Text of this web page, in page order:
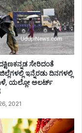
ಸೇರಿದಂತೆ
ಇನ್ನೆರಡು ದಿನಗಳಲ್ಲಿ
ಯಲ್ಲೋ ಅಲರ್ಟ್
2021